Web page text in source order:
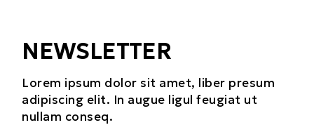
NEWSLETTER
Lorem ipsum dolor sit amet, liber presum
adipiscing elit. In augue ligul feugiat ut
nullam conseq.